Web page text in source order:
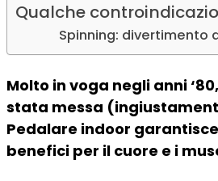
Qualche
Spinning: divertimento
Molto in voga negli anni
stata messa
Pedalare indoor
benefici per il cuore e i